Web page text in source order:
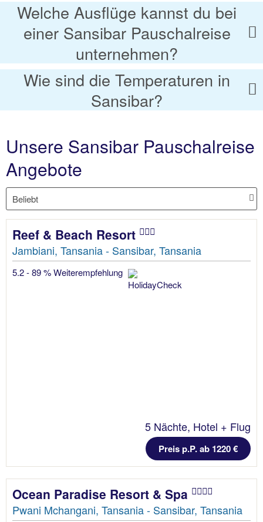
Welche Ausflüge kannst du bei
einer Sansibar Pauschalreise
unternehmen?
Wie sind die Temperaturen in
Sansibar?
Unsere Sansibar Pauschalreise
Angebote
Reef & Beach Resort
Jambiani, Tansania - Sansibar, Tansania
5.2 - 89 % Weiterempfehlung
5 Nächte, Hotel + Flug
Preis p.P. ab 1220 €
Ocean Paradise Resort & Spa
Pwani Mchangani, Tansania - Sansibar, Tansania